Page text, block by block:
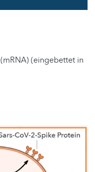
(eingebettet in